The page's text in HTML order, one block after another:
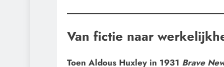
Van fictie naar
Toen Aldous Huxley in 1931 Brave